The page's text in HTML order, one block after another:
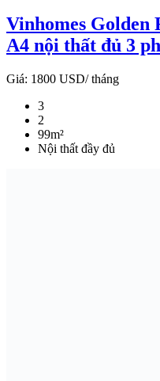
Vinhomes Golden
A4 nội thất đủ 3
Giá: 1800 USD/ tháng
3
2
99m²
Nội thất đầy đủ